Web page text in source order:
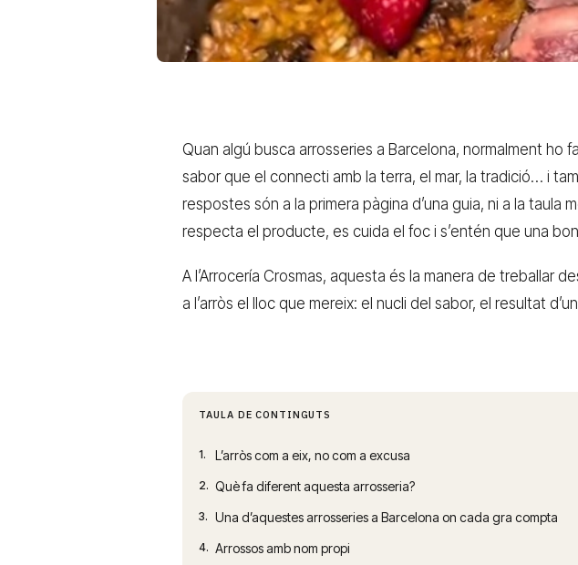
Quan algú busca arrosseries a Barcelona, normalment ho
sabor que el connecti amb la terra, el mar, la tradició… i
respostes són a la primera pàgina d’una guia, ni a la taula
respecta el producte, es cuida el foc i s’entén que una
A l’Arrocería Crosmas, aquesta és la manera de treballar
a l’arròs el lloc que mereix: el nucli del sabor, el resultat
TAULA DE CONTINGUTS
1. L’arròs com a eix, no com a excusa
2. Què fa diferent aquesta arrosseria?
3. Una d’aquestes arrosseries a Barcelona on cada gra compta
4. Arrossos amb nom propi